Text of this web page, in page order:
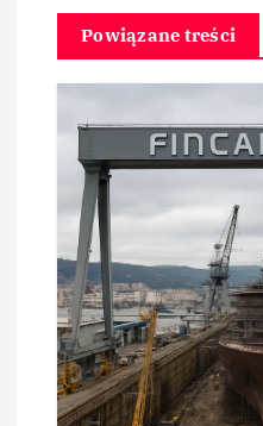
g
a
c
a
w
p
Powiązane treści